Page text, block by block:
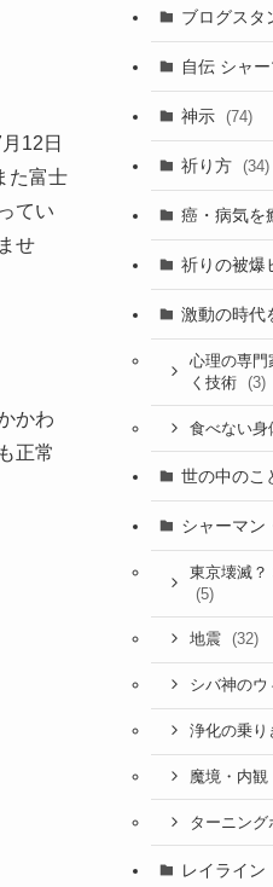
12日
た富士
てい
せ
かわ
正常
イ
ブ
ブログスタ
自伝 シャ
神示 (74)
祈り方 (34)
癌・病気を
祈りの被爆
激動の時代
心理の専門
く技術
(3)
食べない身
世の中のこ
シャーマン
東京壊滅？
(5)
地震 (32)
シバ神のウ
浄化の乗り
魔境・内観
ターニン
レイライン